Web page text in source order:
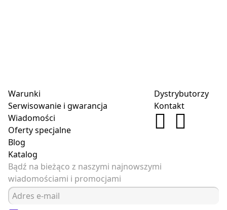
Warunki
Serwisowanie i gwarancja
Wiadomości
Oferty specjalne
Blog
Katalog
Dystrybutorzy
Kontakt
Bądź na bieżąco z naszymi najnowszymi
wiadomościami i promocjami